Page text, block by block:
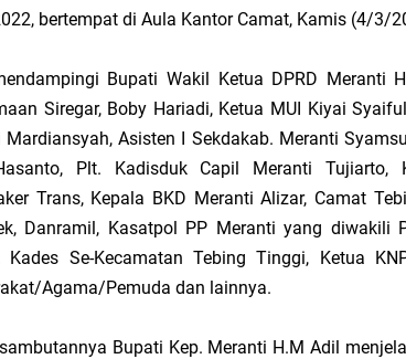
Bupati Meranti Perjuangkan Status Jalan
Kementerian PU
Bupati Asmar Hadiri Sarasehan
Obligasi Daerah
HUT IBI Ke-75, Bupati Asmar: Bidan
Rombongan Negeri Melaka dan
bertempat di Aula Kantor Camat, Kamis (4/3/
Bupati Wakil Ketua DPRD Meranti
Siregar, Boby Hariadi, Ketua MUI Kiyai
Mardiansyah, Asisten I Sekdakab. Meranti
Plt. Kadisduk Capil Meranti Tujiarto,
Trans, Kepala BKD Meranti Alizar, Camat
Danramil, Kasatpol PP Meranti yang diwakili
Kades Se-Kecamatan Tebing Tinggi, Ketua
Agama/Pemuda dan lainnya.
Bupati Kep. Meranti H.M Adil